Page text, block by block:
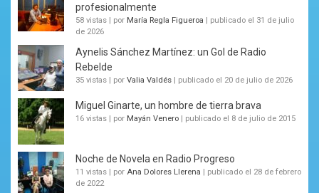
profesionalmente
58 vistas | por María Regla Figueroa | publicado el 31 de julio
de 2026
Aynelis Sánchez Martínez: un Gol de Radio
Rebelde
35 vistas | por Valia Valdés | publicado el 20 de julio de 2026
Miguel Ginarte, un hombre de tierra brava
16 vistas | por Mayán Venero | publicado el 8 de julio de 2015
Noche de Novela en Radio Progreso
11 vistas | por Ana Dolores Llerena | publicado el 28 de febrero
de 2022